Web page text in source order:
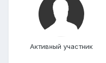
Активный участник